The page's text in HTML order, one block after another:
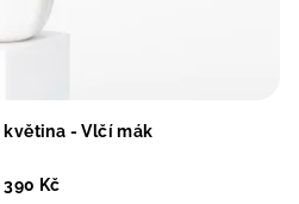
květina - Vlčí mák
390 Kč